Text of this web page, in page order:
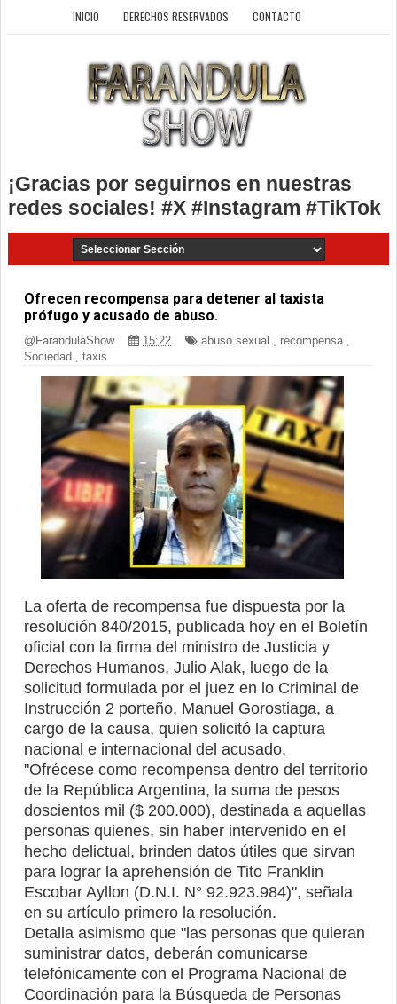
INICIO DERECHOS RESERVADOS CONTACTO
¡Gracias por seguirnos en nuestras
redes sociales! #X #Instagram #TikTok
Ofrecen recompensa para detener al taxista
prófugo y acusado de abuso.
@FarandulaShow 15:22 abuso sexual recompensa
Sociedad
taxis
La oferta de recompensa fue dispuesta por la
resolución 840/2015, publicada hoy en el Boletín
oficial con la firma del ministro de Justicia y
Derechos Humanos, Julio Alak, luego de la
solicitud formulada por el juez en lo Criminal de
Instrucción 2 porteño, Manuel Gorostiaga, a
cargo de la causa, quien solicitó la captura
nacional e internacional del acusado.
"Ofrécese como recompensa dentro del territorio
de la República Argentina, la suma de pesos
doscientos mil ($ 200.000), destinada a aquellas
personas quienes, sin haber intervenido en el
hecho delictual, brinden datos útiles que sirvan
para lograr la aprehensión de Tito Franklin
Escobar Ayllon (D.N.I. N° 92.923.984)", señala
en su artículo primero la resolución.
Detalla asimismo que "las personas que quieran
suministrar datos, deberán comunicarse
telefónicamente con el Programa Nacional de
Coordinación para la Búsqueda de Personas